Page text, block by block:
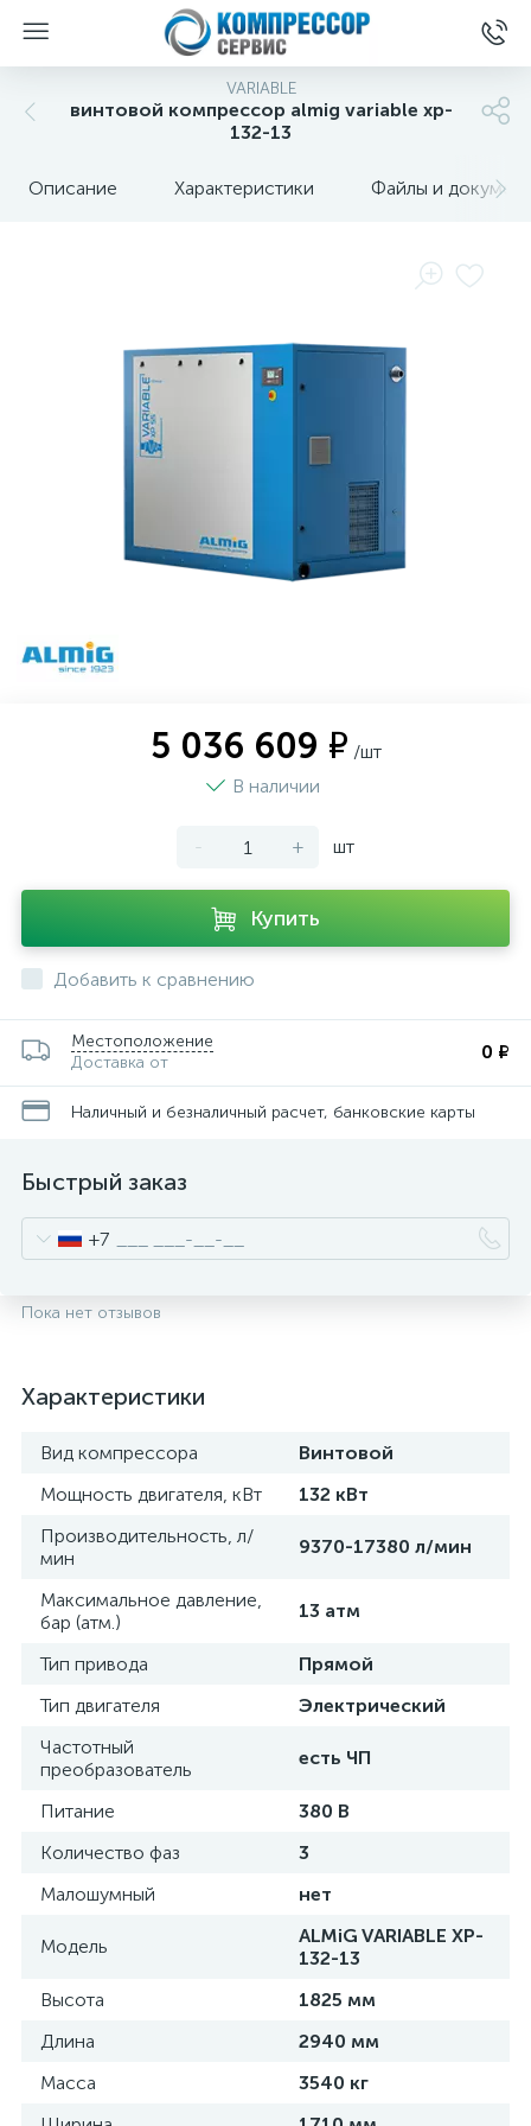
VARIABLE
винтовой компрессор almig variable xp-
132-13
Описание Характеристики Файлы и
5 036 609 ₽ /шт
В наличии
- + шт
Купить
Добавить к сравнению
Местоположение
Доставка от
0 ₽
Наличный и безналичный расчет, банковские карты
Быстрый заказ
+7
Пока нет отзывов
Характеристики
Вид компрессора
Винтовой
Мощность двигателя, кВт
132 кВт
Производительность, л/
мин
9370-17380 л/мин
Максимальное давление,
бар (атм.)
13 атм
Тип привода
Прямой
Тип двигателя
Электрический
Частотный
преобразователь
есть ЧП
Питание
380 В
Количество фаз
3
Малошумный
нет
Модель
ALMiG VARIABLE XP-
132-13
Высота
1825 мм
Длина
2940 мм
Масса
3540 кг